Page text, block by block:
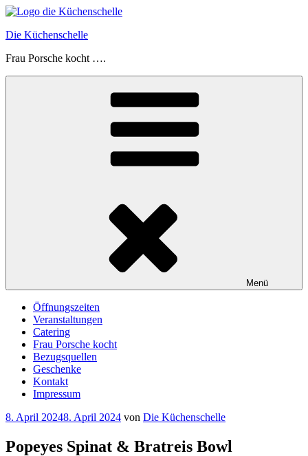
Zum
springen
Die Küchenschelle
Frau Porsche kocht ….
Menü
Öffnungszeiten
Veranstaltungen
Catering
Frau Porsche kocht
Bezugsquellen
Geschenke
Kontakt
Impressum
Veröffentlicht
8. April 20248. April 2024 von Die Küchenschelle
Popeyes Spinat & Bratreis Bowl